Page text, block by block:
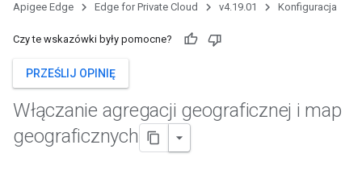
Apigee Edge Edge for Private Cloud v4.19.01 Konfiguracja
Czy te wskazówki były pomocne?
PRZEŚLIJ OPINIĘ
Włączanie agregacji geograficznej i map
geograficznych